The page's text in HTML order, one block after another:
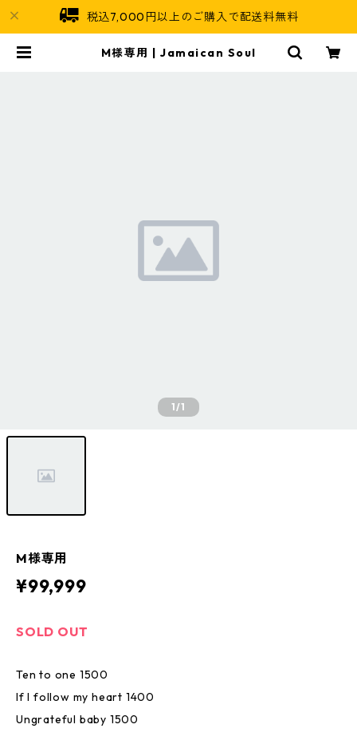
税込7,000円以上のご購入で配送料無料
M様専用 | Jamaican Soul
1/1
M様専用
¥99,999
SOLD OUT
Ten to one 1500
If I follow my heart 1400
Ungrateful baby 1500